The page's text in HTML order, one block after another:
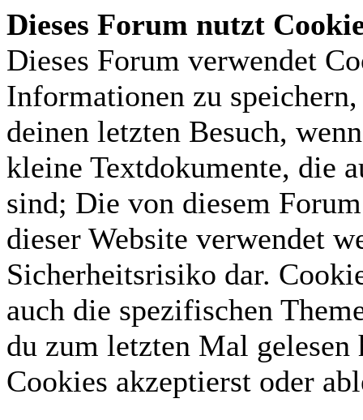
Dieses Forum nutzt
Dieses Forum verwendet
Informationen zu
deinen letzten Besuch,
kleine Textdokumente, die
sind; Die von diesem
dieser Website verwendet
Sicherheitsrisiko dar.
auch die spezifischen
du zum letzten Mal gelesen
Cookies akzeptierst oder